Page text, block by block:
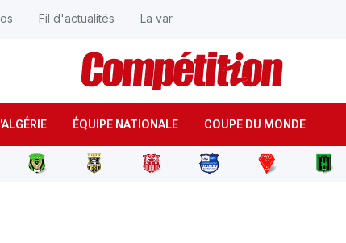
ÉQUIPE NATIONALE COUPE DU MONDE
Fil d'actualités La var